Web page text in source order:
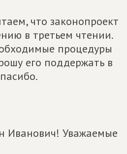
что законопроект
в третьем чтении.
процедуры
его поддержать в
Иванович! Уважаемые